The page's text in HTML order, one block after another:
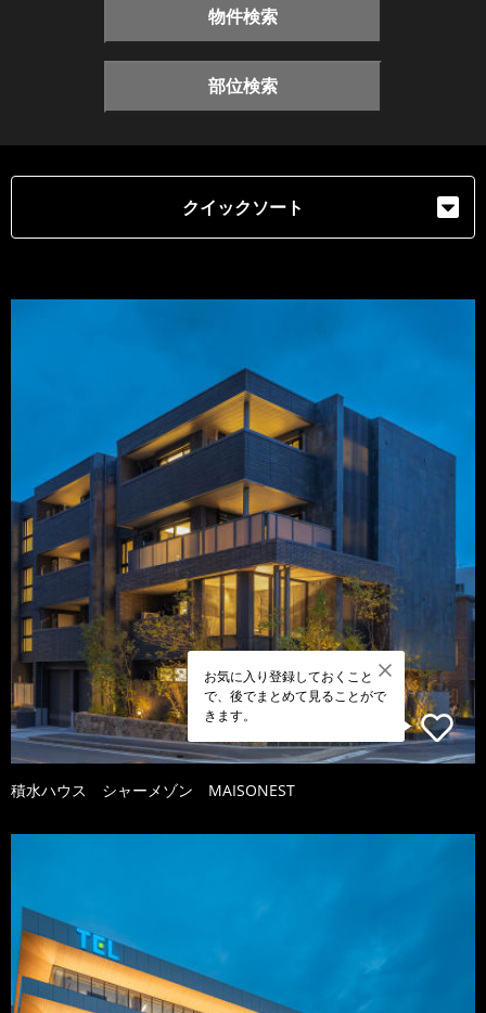
物件検索
部位検索
クイックソート
お気に入り登録しておくこと
で、後でまとめて見ることがで
きます。
積水ハウス シャーメゾン MAISONEST